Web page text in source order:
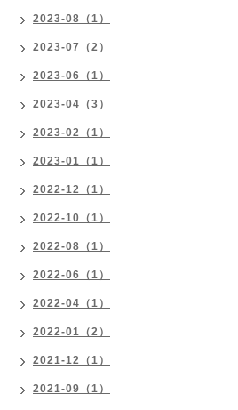
2023-08（1）
2023-07（2）
2023-06（1）
2023-04（3）
2023-02（1）
2023-01（1）
2022-12（1）
2022-10（1）
2022-08（1）
2022-06（1）
2022-04（1）
2022-01（2）
2021-12（1）
2021-09（1）